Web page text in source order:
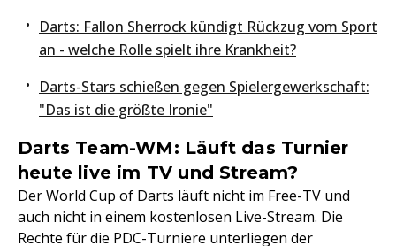
Darts: Fallon Sherrock kündigt Rückzug vom Sport
an - welche Rolle spielt ihre Krankheit?
Darts-Stars schießen gegen Spielergewerkschaft:
"Das ist die größte Ironie"
Darts Team-WM: Läuft das Turnier
heute live im TV und Stream?
Der World Cup of Darts läuft nicht im Free-TV und
auch nicht in einem kostenlosen Live-Stream. Die
Rechte für die PDC-Turniere unterliegen der